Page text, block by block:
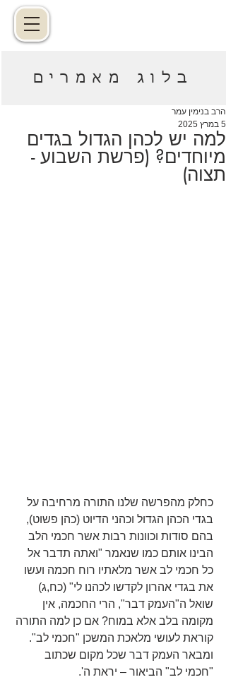
בלוג מאמרים
למה יש לכהן הגדול בגדים
מיוחדים? (פרשת השבוע -
תצוה)
הרב בנימין עמר
5 במרץ 2025
כחלק מהפרשה שלנו התורה מרחיבה על
בגדי הכהן הגדול וכהני הדיוט (כהן פשוט),
בהם סודות וכוונות רבות אשר חכמי הלב
הבינו אותם כמו שנאמר "ואתה תדבר אל
כל חכמי לב אשר מלאתיו רוח חכמה ועשו
את בגדי אהרון לקדשו לכהנו לי" (כח,ג)
שואל ה"העמק דבר", הרי החכמה, אין
מקומה בלב אלא במוח? אם כן למה התורה
קוראת לעושי מלאכת המשכן "חכמי לב".
ומבאר העמק דבר שכל מקום שכתוב
"חכמי לב" הביאור – יראת ה'.